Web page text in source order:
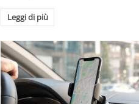
Leggi di più